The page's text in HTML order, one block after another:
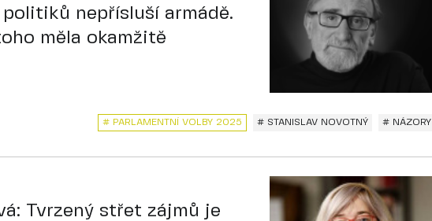
nepřísluší armádě.
měla okamžitě
# PARLAMENTNÍ VOLBY 2025 # STANISLAV NOVOTNÝ # NÁZORY
Tvrzený střet zájmů je